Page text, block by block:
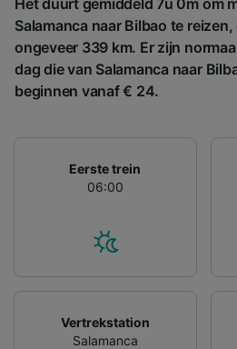
Salamanca naar Bilbao te
ongeveer 339 km. Er zijn
dag die van Salamanca naar
beginnen vanaf € 24.
Eerste trein
06:00
Vertrekstation
Salamanca
doorgegeven en hebben
browsegegevens. Je
gebruikt voor tracking als
gevraagd om je niet te
voor de volgende
Precieze
apparaatkenmerken actief
advertenties en content,
contentmetingen,
ontwikkeling van diensten.